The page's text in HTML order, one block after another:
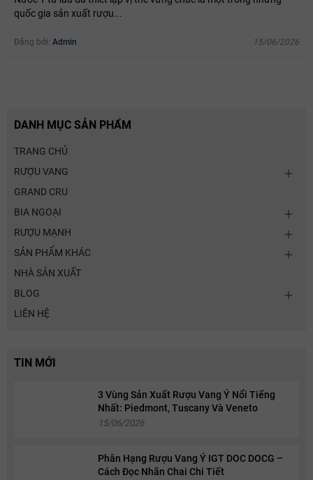
quốc gia sản xuất rượu...
Đăng bởi: Admin 15/06/2026
DANH MỤC SẢN PHẨM
TRANG CHỦ
RƯỢU VANG
GRAND CRU
BIA NGOẠI
RƯỢU MẠNH
SẢN PHẨM KHÁC
NHÀ SẢN XUẤT
BLOG
LIÊN HỆ
TIN MỚI
3 Vùng Sản Xuất Rượu Vang Ý Nổi Tiếng
Nhất: Piedmont, Tuscany Và Veneto
15/06/2026
Phân Hạng Rượu Vang Ý IGT DOC DOCG –
Cách Đọc Nhãn Chai Chi Tiết